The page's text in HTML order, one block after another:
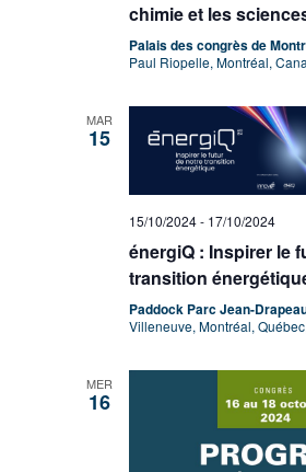
chimie et les
Palais des congrès de
Paul Riopelle, Montréal,
MAR
15
15/10/2024- 17/10/2024
énergiQ : Inspirer le
transition
Paddock Parc Jean-
Villeneuve, Montréal,
MER
16